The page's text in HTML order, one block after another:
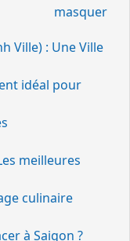
masquer
Ville) : Une Ville
idéal pour
meilleures
culinaire
à Saigon ?